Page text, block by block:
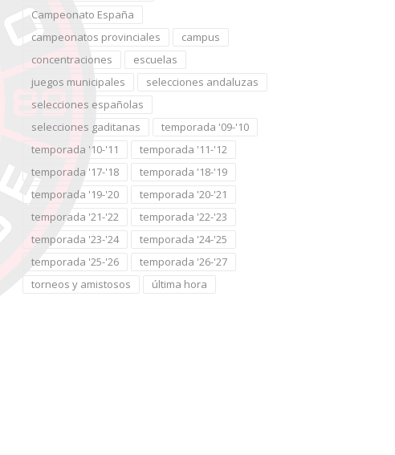
Campeonato España
campeonatos provinciales
campus
concentraciones
escuelas
juegos municipales
selecciones andaluzas
selecciones españolas
selecciones gaditanas
temporada '09-'10
temporada '10-'11
temporada '11-'12
temporada '17-'18
temporada '18-'19
temporada '19-'20
temporada '20-'21
temporada '21-'22
temporada '22-'23
temporada '23-'24
temporada '24-'25
temporada '25-'26
temporada '26-'27
torneos y amistosos
última hora